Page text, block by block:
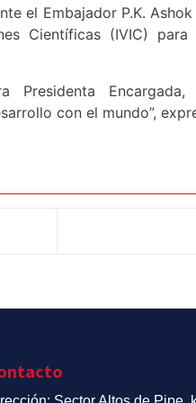
el Embajador P.K.
Científicas (IVIC)
Presidenta
con el mundo”,